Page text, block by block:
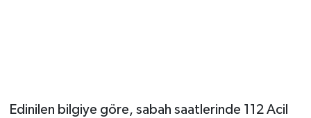
Edinilen bilgiye göre, sabah saatlerinde 112 Acil